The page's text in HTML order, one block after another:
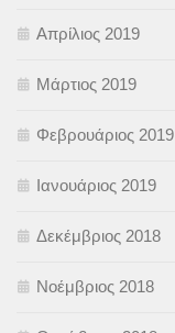
Απρίλιος 2019
Μάρτιος 2019
Φεβρουάριος 2019
Ιανουάριος 2019
Δεκέμβριος 2018
Νοέμβριος 2018